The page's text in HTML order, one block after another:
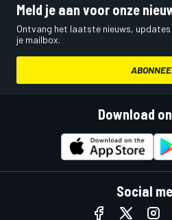
Meld je aan voor onze
Ontvang het laatste nieuws,
je mailbox.
Download
Social